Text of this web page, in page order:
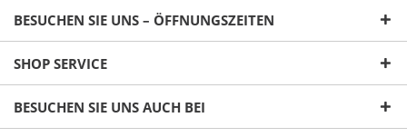
Ich habe dieDatenschutzerklärunggelesen,
verstanden und stimme zu. *
BESUCHEN SIE UNS – ÖFFNUNGSZEITEN
SHOP SERVICE
BESUCHEN SIE UNS AUCH BEI